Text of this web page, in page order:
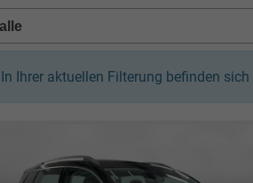
In Ihrer aktuellen Filterung befinden sich